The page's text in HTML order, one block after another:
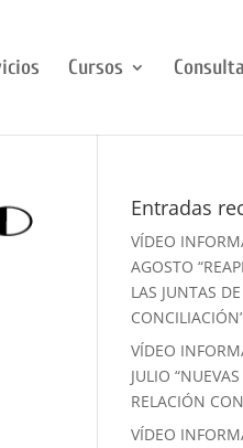
Cursos
Entradas
VÍDEO
AGOSTO
LAS JUNTAS DE
VÍDEO
JULIO
RELACIÓN
VÍDEO